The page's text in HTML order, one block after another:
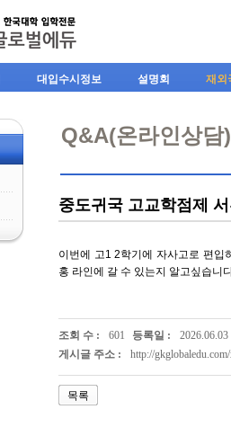
대입수시정보 설명회 재외
Q&A(온라인상담)
중도귀국 고교학점제 서
이번에 고1 2학기에 자사고로 편입
홍 라인에 갈 수 있는지 알고싶습니
조회 수 : 601 등록일 : 2026.06.03
게시글 주소 :
http://
목록